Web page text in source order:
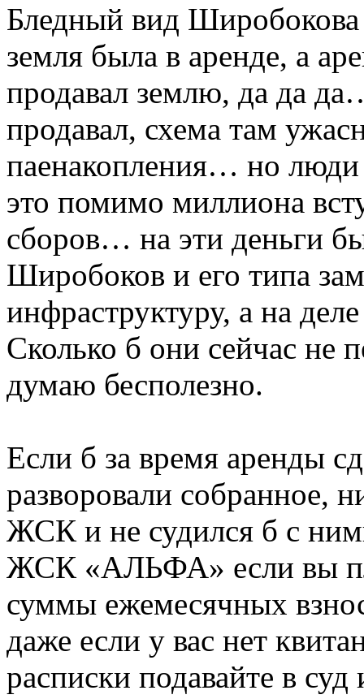
Бледный вид Широбокова
земля была в аренде, а
продавал землю, да да
продавал, схема там
паенакопления… но люди
это помимо миллиона
сборов… на эти деньги
Широбоков и его типа
инфраструктуру, а на
Сколько б они сейчас не
думаю бесполезно.
Если б за время аренды
разворовали собранное,
ЖСК и не судился б с
ЖСК «АЛЬФА» если вы
суммы ежемесячных
даже если у вас нет
расписки подавайте в